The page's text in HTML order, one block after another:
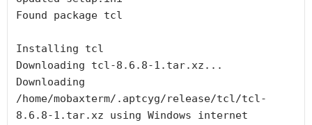
Found package tcl
Installing tcl
Downloading tcl-8.6.8-1.tar.xz...
Downloading
/home/mobaxterm/.aptcyg/release/tcl/tcl-
8.6.8-1.tar.xz using Windows internet